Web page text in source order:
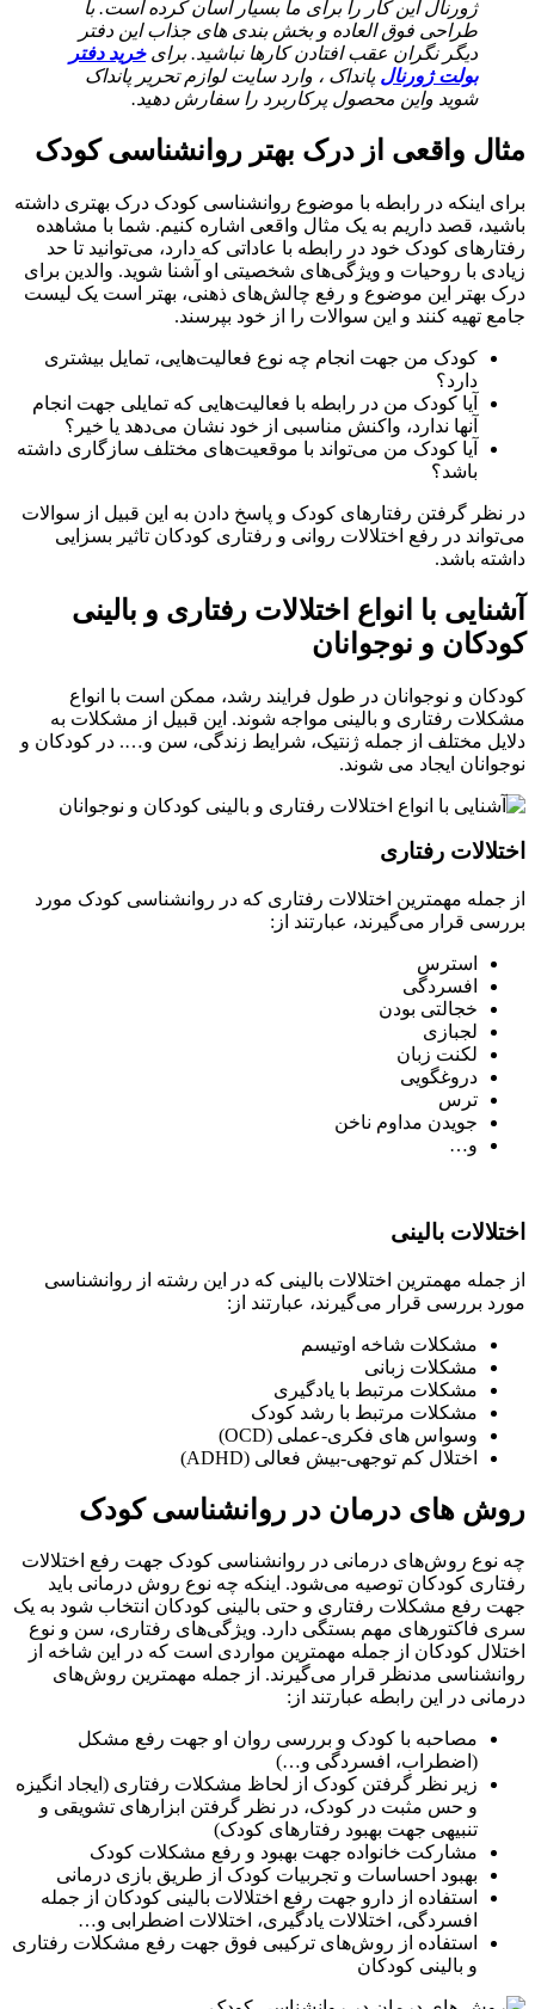
ژورنال این کار را برای ما بسیار آسان کرده است. با
طراحی فوق العاده و بخش بندی های جذاب این دفتر
دیگر نگران عقب افتادن کارها نباشید. برایخرید دفتر
بولت ژورنال پانداک ، وارد سایت لوازم تحریر پانداک
شوید واین محصول پرکاربرد را سفارش دهید.
مثال واقعی از درک بهتر روانشناسی کودک
برای اینکه در رابطه با موضوع روانشناسی کودک درک بهتری داشته
باشید، قصد داریم به یک مثال واقعی اشاره کنیم. شما با مشاهده
رفتارهای کودک خود در رابطه با عاداتی که دارد، می‌توانید تا حد
زیادی با روحیات و ویژگی‌های شخصیتی او آشنا شوید. والدین برای
درک بهتر این موضوع و رفع چالش‌های ذهنی، بهتر است یک لیست
جامع تهیه کنند و این سوالات را از خود بپرسند.
کودک من جهت انجام چه نوع فعالیت‌هایی، تمایل بیشتری
دارد؟
آیا کودک من در رابطه با فعالیت‌هایی که تمایلی جهت انجام
آنها ندارد، واکنش مناسبی از خود نشان می‌دهد یا خیر؟
آیا کودک من می‌تواند با موقعیت‌های مختلف سازگاری داشته
باشد؟
در نظر گرفتن رفتارهای کودک و پاسخ دادن به این قبیل از سوالات
می‌تواند در رفع اختلالات روانی و رفتاری کودکان تاثیر بسزایی
داشته باشد.
آشنایی با انواع اختلالات رفتاری و بالینی
کودکان و نوجوانان
کودکان و نوجوانان در طول فرایند رشد، ممکن است با انواع
مشکلات رفتاری و بالینی مواجه شوند. این قبیل از مشکلات به
دلایل مختلف از جمله ژنتیک، شرایط زندگی، سن و…. در کودکان و
نوجوانان ایجاد می شوند.
اختلالات رفتاری
از جمله مهمترین اختلالات رفتاری که در روانشناسی کودک مورد
بررسی قرار می‌گیرند، عبارتند از:
استرس
افسردگی
خجالتی بودن
لجبازی
لکنت زبان
دروغگویی
ترس
جویدن مداوم ناخن
و…
اختلالات بالینی
از جمله مهمترین اختلالات بالینی که در این رشته از روانشناسی
مورد بررسی قرار می‌گیرند، عبارتند از:
مشکلات شاخه اوتیسم
مشکلات زبانی
مشکلات مرتبط با یادگیری
مشکلات مرتبط با رشد کودک
وسواس های فکری-عملی (OCD)
اختلال کم توجهی-بیش فعالی (ADHD)
روش های درمان در روانشناسی کودک
چه نوع روش‌های درمانی در روانشناسی کودک جهت رفع اختلالات
رفتاری کودکان توصیه می‌شود. اینکه چه نوع روش درمانی باید
جهت رفع مشکلات رفتاری و حتی بالینی کودکان انتخاب شود به یک
سری فاکتورهای مهم بستگی دارد. ویژگی‌های رفتاری، سن و نوع
اختلال کودکان از جمله مهمترین مواردی است که در این شاخه از
روانشناسی مدنظر قرار می‌گیرند. از جمله مهمترین روش‌های
درمانی در این رابطه عبارتند از:
مصاحبه با کودک و بررسی روان او جهت رفع مشکل
(اضطراب، افسردگی و…)
زیر نظر گرفتن کودک از لحاظ مشکلات رفتاری (ایجاد انگیزه
و حس مثبت در کودک، در نظر گرفتن ابزارهای تشویقی و
تنبیهی جهت بهبود رفتارهای کودک)
مشارکت خانواده جهت بهبود و رفع مشکلات کودک
بهبود احساسات و تجربیات کودک از طریق بازی درمانی
استفاده از دارو جهت رفع اختلالات بالینی کودکان از جمله
افسردگی، اختلالات یادگیری، اختلالات اضطرابی و…
استفاده از روش‌های ترکیبی فوق جهت رفع مشکلات رفتاری
و بالینی کودکان